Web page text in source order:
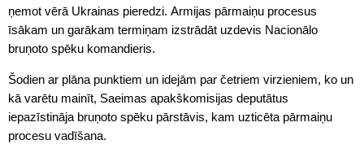
ņemot vērā Ukrainas pieredzi. Armijas pārmaiņu procesus
īsākam un garākam termiņam izstrādāt uzdevis Nacionālo
bruņoto spēku komandieris.
Šodien ar plāna punktiem un idejām par četriem virzieniem, ko un
kā varētu mainīt, Saeimas apakškomisijas deputātus
iepazīstināja bruņoto spēku pārstāvis, kam uzticēta pārmaiņu
procesu vadīšana.